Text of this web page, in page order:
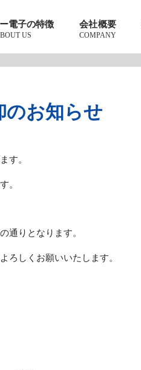
電子の特徴
US
会社概要
COMPANY
のお知らせ
す。
。
通りとなります。
ろしくお願いいたします。